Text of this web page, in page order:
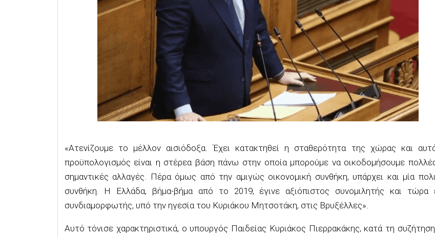
«Ατενίζουμε το μέλλον αισιόδοξα. Έχει κατακτηθεί η σταθερότητα της χώρας και
προϋπολογισμός είναι η στέρεα βάση πάνω στην οποία μπορούμε να οικοδομήσουμε
σημαντικές αλλαγές. Πέρα όμως από την αμιγώς οικονομική συνθήκη, υπάρχει και μία
συνθήκη. Η Ελλάδα, βήμα-βήμα από το 2019, έγινε αξιόπιστος συνομιλητής και τώρα
συνδιαμορφωτής, υπό την ηγεσία του Κυριάκου Μητσοτάκη, στις Βρυξέλλες».
Αυτό τόνισε χαρακτηριστικά, ο υπουργός Παιδείας Κυριάκος Πιερρακάκης, κατά τη